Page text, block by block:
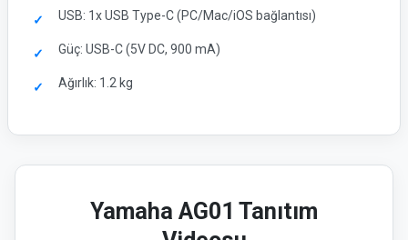
USB: 1x USB Type-C (PC/Mac/iOS bağlantısı)
Güç: USB-C (5V DC, 900 mA)
Ağırlık: 1.2 kg
Yamaha AG01 Tanıtım